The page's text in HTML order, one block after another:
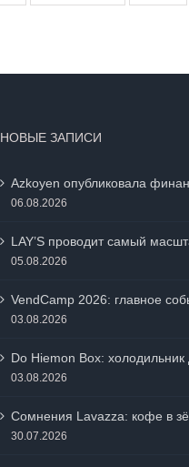
НОВЫЕ ЗАПИСИ
Azkoyen опубликовала
06.08.2026
LAY’S проводит самый
05.08.2026
VendCamp 2026: главное
03.08.2026
Do Hiemon Box:
03.08.2026
Сомнения Lavazza: кофе в
30.07.2026